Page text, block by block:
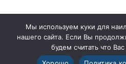
Мы используем куки для
нашего сайта. Если Вы
будем считать что